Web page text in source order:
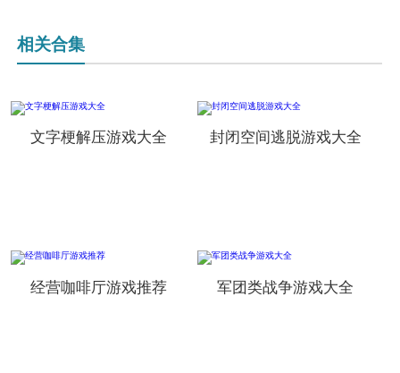
相关合集
文字梗解压游戏大全 封闭空间逃脱游戏大全
经营咖啡厅游戏推荐 军团类战争游戏大全